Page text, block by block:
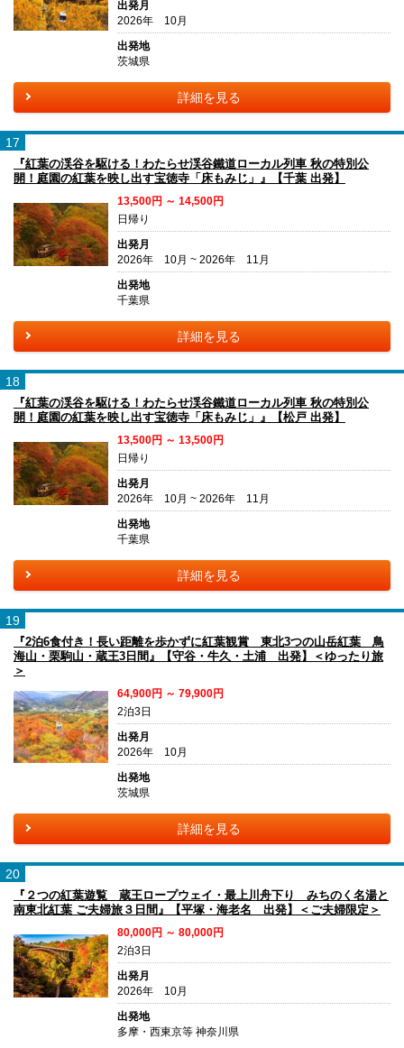
出発月
2026年 10月
出発地
茨城県
詳細を見る
17
『紅葉の渓谷を駆ける！わたらせ渓谷鐵道ローカル列車 秋の特別公
開！庭園の紅葉を映し出す宝徳寺「床もみじ」』【千葉 出発】
13,500円 ～ 14,500円
日帰り
出発月
2026年 10月 ~ 2026年 11月
出発地
千葉県
詳細を見る
18
『紅葉の渓谷を駆ける！わたらせ渓谷鐵道ローカル列車 秋の特別公
開！庭園の紅葉を映し出す宝徳寺「床もみじ」』【松戸 出発】
13,500円 ～ 13,500円
日帰り
出発月
2026年 10月 ~ 2026年 11月
出発地
千葉県
詳細を見る
19
『2泊6食付き！長い距離を歩かずに紅葉観賞 東北3つの山岳紅葉 鳥
海山・栗駒山・蔵王3日間』【守谷・牛久・土浦 出発】＜ゆったり旅
＞
64,900円 ～ 79,900円
2泊3日
出発月
2026年 10月
出発地
茨城県
詳細を見る
20
『２つの紅葉遊覧 蔵王ロープウェイ・最上川舟下り みちのく名湯と
南東北紅葉 ご夫婦旅３日間』【平塚・海老名 出発】＜ご夫婦限定＞
80,000円 ～ 80,000円
2泊3日
出発月
2026年 10月
出発地
多摩・西東京等 神奈川県